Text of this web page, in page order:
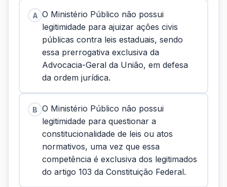
A O Ministério Público não possui
legitimidade para ajuizar ações civis
públicas contra leis estaduais, sendo
essa prerrogativa exclusiva da
Advocacia-Geral da União, em defesa
da ordem jurídica.
B O Ministério Público não possui
legitimidade para questionar a
constitucionalidade de leis ou atos
normativos, uma vez que essa
competência é exclusiva dos legitimados
do artigo 103 da Constituição Federal.